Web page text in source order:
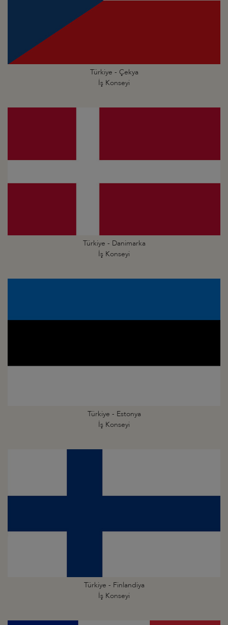
Türkiye - Çekya
İş Konseyi
Türkiye - Danimarka
İş Konseyi
Türkiye - Estonya
İş Konseyi
Türkiye - Finlandiya
İş Konseyi